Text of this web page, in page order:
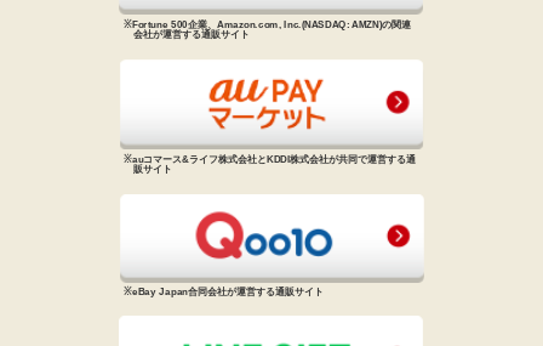
※Fortune 500企業、Amazon.com, Inc.(NASDAQ: AMZN)の関連
会社が運営する通販サイト
※auコマース&ライフ株式会社と KDDI株式会社が共同で運営する通
販サイト
※eBay Japan合同会社が運営する通販サイト